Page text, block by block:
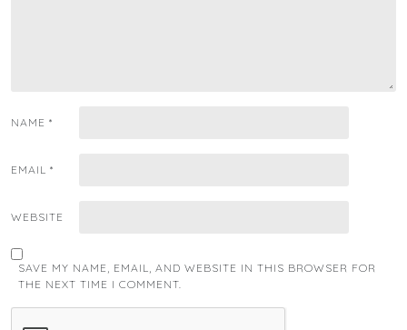
NAME *
EMAIL *
WEBSITE
SAVE MY NAME, EMAIL, AND WEBSITE IN THIS BROWSER FOR
THE NEXT TIME I COMMENT.